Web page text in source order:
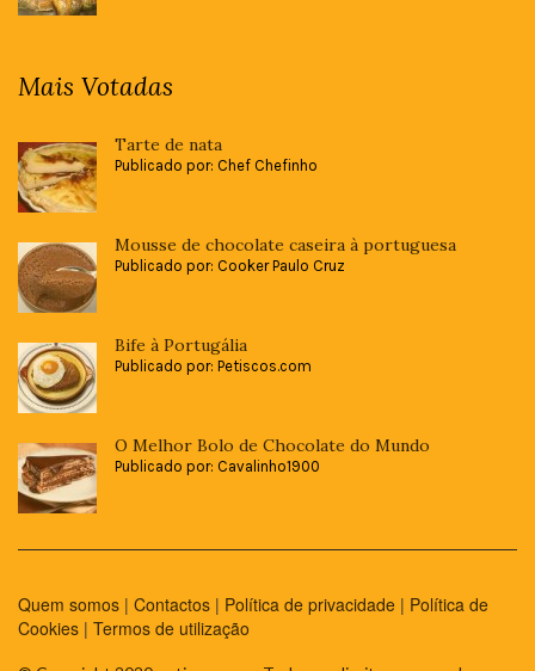
Mais Votadas
Tarte de nata
Publicado por: Chef Chefinho
Mousse de chocolate caseira à portuguesa
Publicado por: Cooker Paulo Cruz
Bife à Portugália
Publicado por: Petiscos.com
O Melhor Bolo de Chocolate do Mundo
Publicado por: Cavalinho1900
Quem somos | Contactos | Política de privacidade | Política de
Cookies | Termos de utilização